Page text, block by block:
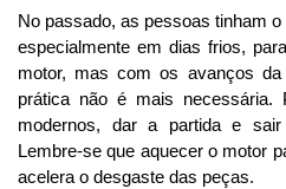
No passado, as pessoas tinham
especialmente em dias frios,
motor, mas com os avanços da
prática não é mais necessária.
modernos, dar a partida e
Lembre-se que aquecer o motor
acelera o desgaste das peças.